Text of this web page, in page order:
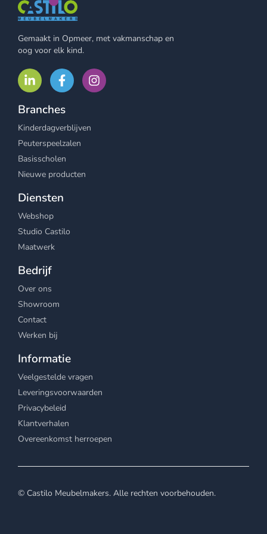
Gemaakt in Opmeer, met vakmanschap en
oog voor elk kind.
Branches
Kinderdagverblijven
Peuterspeelzalen
Basisscholen
Nieuwe producten
Diensten
Webshop
Studio Castilo
Maatwerk
Bedrijf
Over ons
Showroom
Contact
Werken bij
Informatie
Veelgestelde vragen
Leveringsvoorwaarden
Privacybeleid
Klantverhalen
Overeenkomst herroepen
© Castilo Meubelmakers. Alle rechten voorbehouden.